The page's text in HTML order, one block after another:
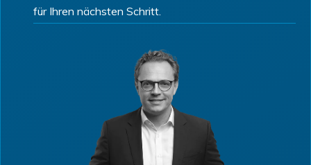
für Ihren nächsten Schritt.